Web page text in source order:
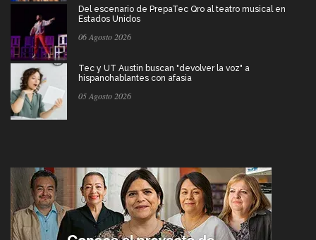
Del escenario de PrepaTec Qro al teatro musical en
Estados Unidos
06 Agosto 2026
Tec y UT Austin buscan "devolver la voz" a
hispanohablantes con afasia
05 Agosto 2026